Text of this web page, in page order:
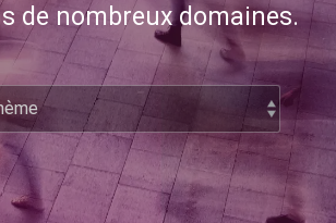
de nombreux domaines.